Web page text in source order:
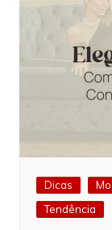
Dicas
Tendência